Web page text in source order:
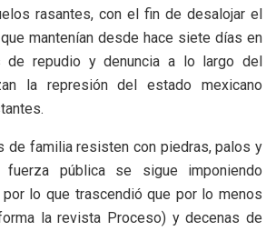
rasantes, con el fin de desalojar el
mantenían desde hace siete días en
de repudio y denuncia a lo largo del
la represión del estado mexicano
de familia resisten con piedras, palos y
pública se sigue imponiendo
lo que trascendió que por lo menos
la revista Proceso) y decenas de